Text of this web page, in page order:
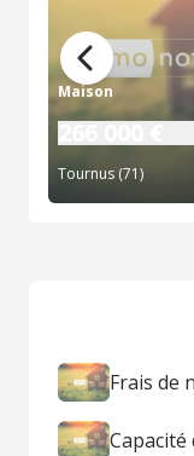
Maison
Tournus (71)
Frais de